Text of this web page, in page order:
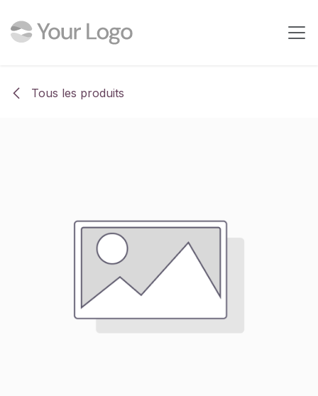
Tous les produits